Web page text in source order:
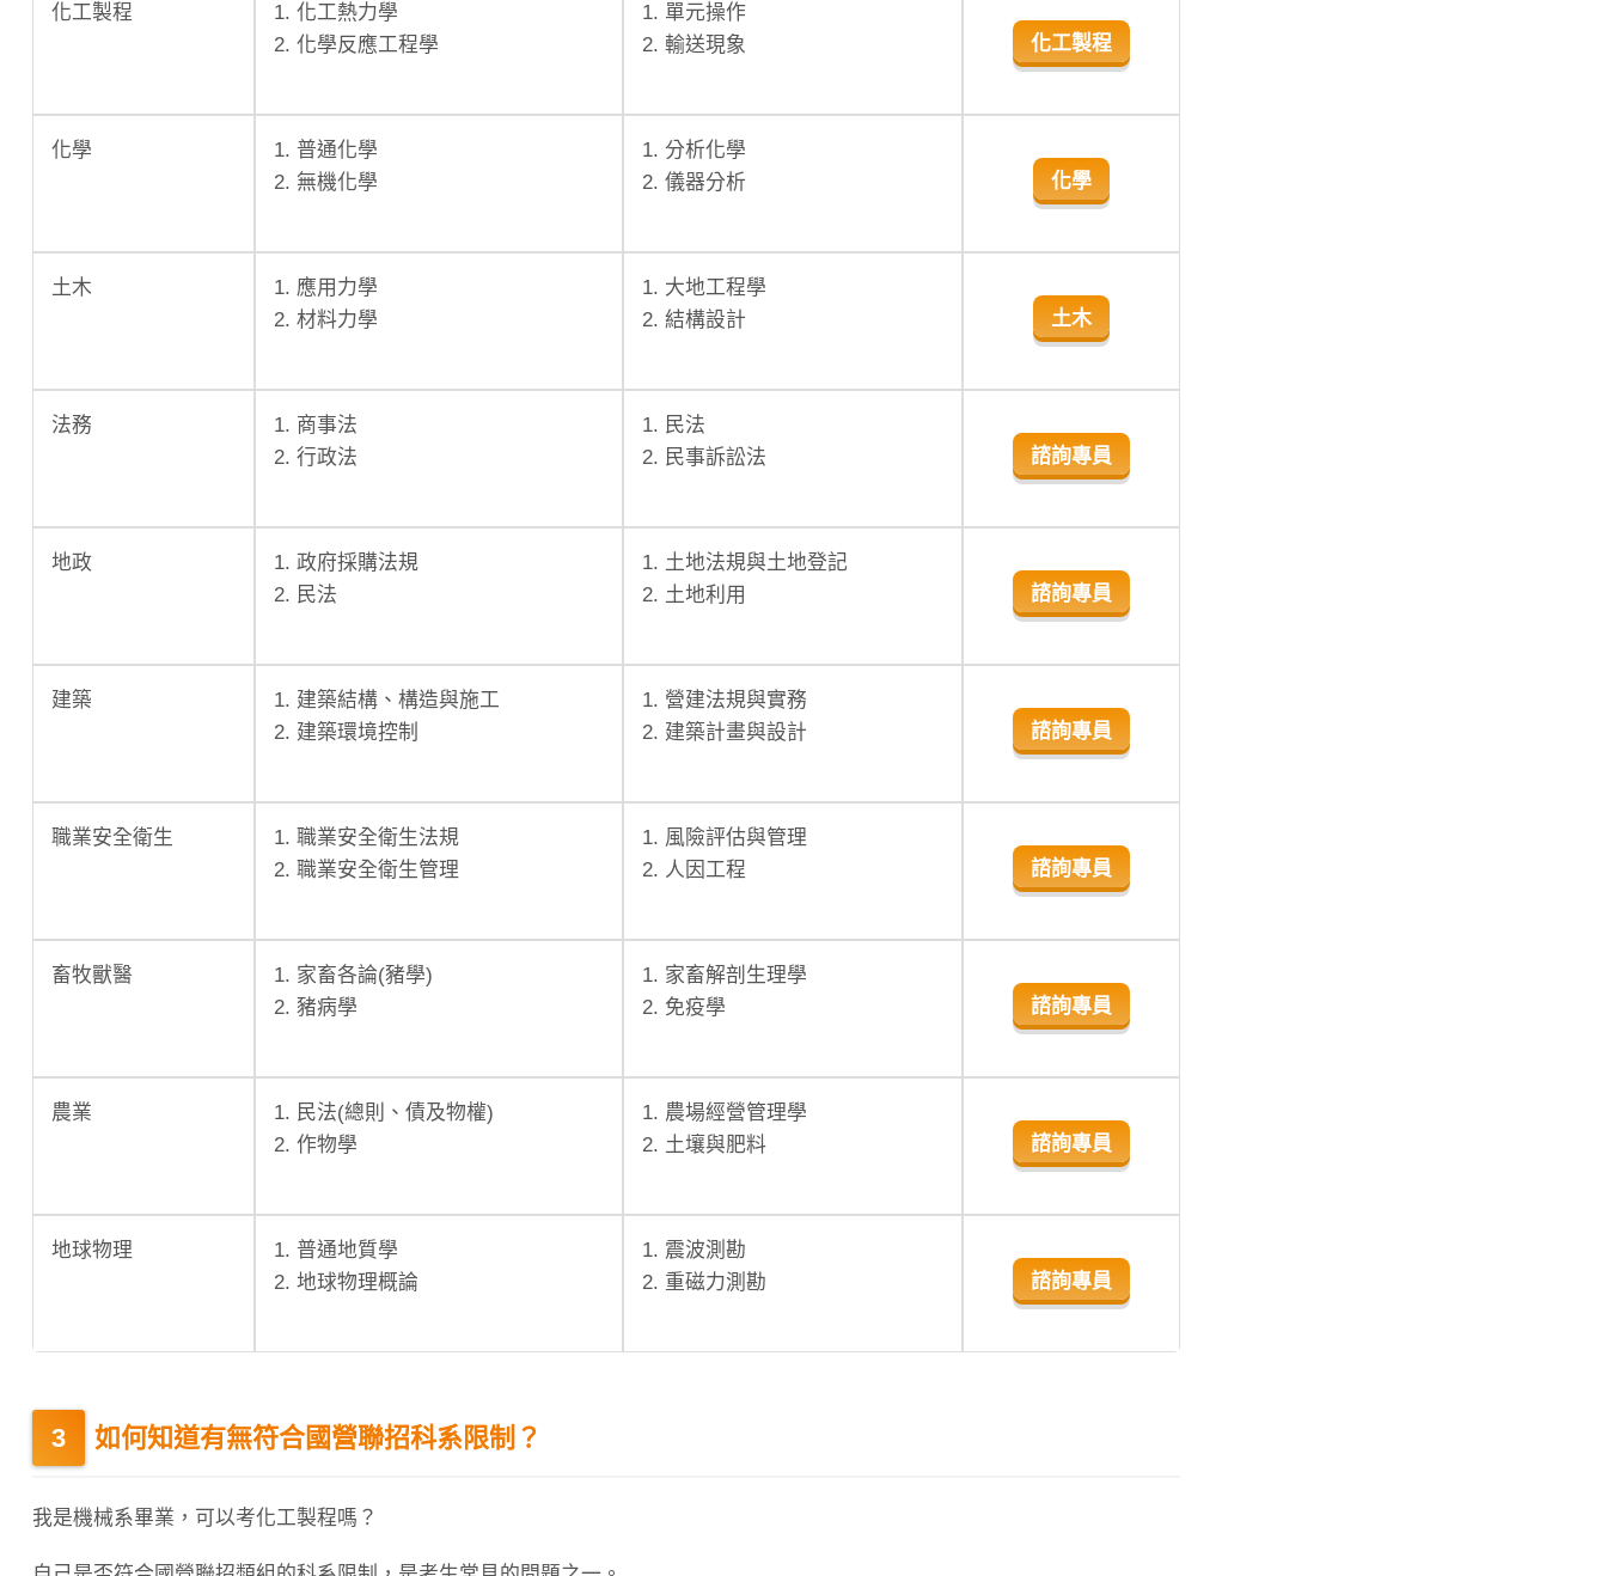
化工製程
1. 化工熱力學
2. 化學反應工程學
1. 單元操作
2. 輸送現象
化工製程
化學
1. 普通化學
2. 無機化學
1. 分析化學
2. 儀器分析
化學
土木
1. 應用力學
2. 材料力學
1. 大地工程學
2. 結構設計
土木
法務
1. 商事法
2. 行政法
1. 民法
2. 民事訴訟法
諮詢專員
地政
1. 政府採購法規
2. 民法
1. 土地法規與土地登記
2. 土地利用
諮詢專員
建築
1. 建築結構、構造與施工
2. 建築環境控制
1. 營建法規與實務
2. 建築計畫與設計
諮詢專員
職業安全衛生
1. 職業安全衛生法規
2. 職業安全衛生管理
1. 風險評估與管理
2. 人因工程
諮詢專員
畜牧獸醫
1. 家畜各論(豬學)
2. 豬病學
1. 家畜解剖生理學
2. 免疫學
諮詢專員
農業
1. 民法(總則、債及物權)
2. 作物學
1. 農場經營管理學
2. 土壤與肥料
諮詢專員
地球物理
1. 普通地質學
2. 地球物理概論
1. 震波測勘
2. 重磁力測勘
諮詢專員
如何知道有無符合國營聯招科系限制？
我是機械系畢業，可以考化工製程嗎？